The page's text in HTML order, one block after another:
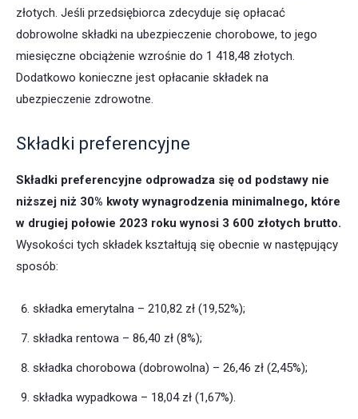
złotych. Jeśli przedsiębiorca zdecyduje się opłacać
dobrowolne składki na ubezpieczenie chorobowe, to jego
miesięczne obciążenie wzrośnie do 1 418,48 złotych.
Dodatkowo konieczne jest opłacanie składek na
ubezpieczenie zdrowotne.
Składki preferencyjne
Składki preferencyjne odprowadza się od podstawy nie
niższej niż 30% kwoty wynagrodzenia minimalnego, które
w drugiej połowie 2023 roku wynosi 3 600 złotych brutto.
Wysokości tych składek kształtują się obecnie w następujący
sposób:
składka emerytalna – 210,82 zł (19,52%);
składka rentowa – 86,40 zł (8%);
składka chorobowa (dobrowolna) – 26,46 zł (2,45%);
składka wypadkowa – 18,04 zł (1,67%).